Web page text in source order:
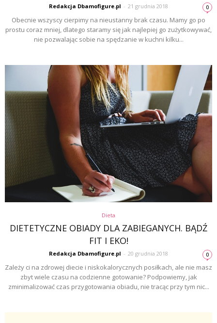
Redakcja Dbamofigure.pl - 21 grudnia 2018 0
Obecnie wszyscy cierpimy na nieustanny brak czasu. Mamy go po
prostu coraz mniej, dlatego staramy się jak najlepiej go zużytkowywać,
nie pozwalając sobie na spędzanie w kuchni kilku...
Dieta
DIETETYCZNE OBIADY DLA ZABIEGANYCH. BĄDŹ
FIT I EKO!
Redakcja Dbamofigure.pl - 20 grudnia 2018 0
Zależy ci na zdrowej diecie i niskokalorycznych posiłkach, ale nie masz
zbyt wiele czasu na codzienne gotowanie? Podpowiemy, jak
zminimalizować czas przygotowania obiadu, nie tracąc przy tym nic...